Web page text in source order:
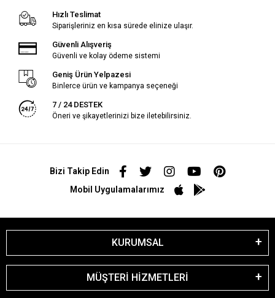
Hızlı Teslimat
Siparişleriniz en kısa sürede elinize ulaşır.
Güvenli Alışveriş
Güvenli ve kolay ödeme sistemi
Geniş Ürün Yelpazesi
Binlerce ürün ve kampanya seçeneği
7 / 24 DESTEK
Öneri ve şikayetlerinizi bize iletebilirsiniz.
Bizi Takip Edin
Mobil Uygulamalarımız
KURUMSAL
MÜŞTERİ HİZMETLERİ